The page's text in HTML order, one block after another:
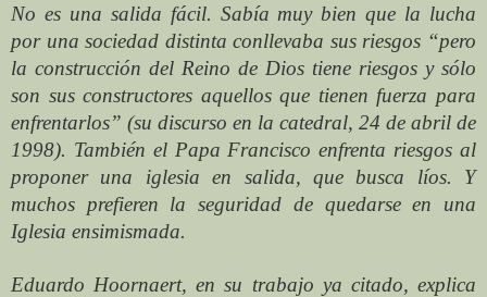
No es una salida fácil. Sabía muy bien que la lucha
por una sociedad distinta conllevaba sus riesgos “pero
la construcción del Reino de Dios tiene riesgos y sólo
son sus constructores aquellos que tienen fuerza para
enfrentarlos” (su discurso en la catedral, 24 de abril de
1998). También el Papa Francisco enfrenta riesgos al
proponer una iglesia en salida, que busca líos. Y
muchos prefieren la seguridad de quedarse en una
Iglesia ensimismada.
Eduardo Hoornaert, en su trabajo ya citado, explica